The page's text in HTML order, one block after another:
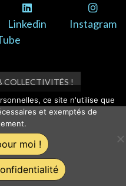
Linkedin
Instagram
COLLECTIVITÉS !
ce site n'utilise que
et exemptés de
moi !